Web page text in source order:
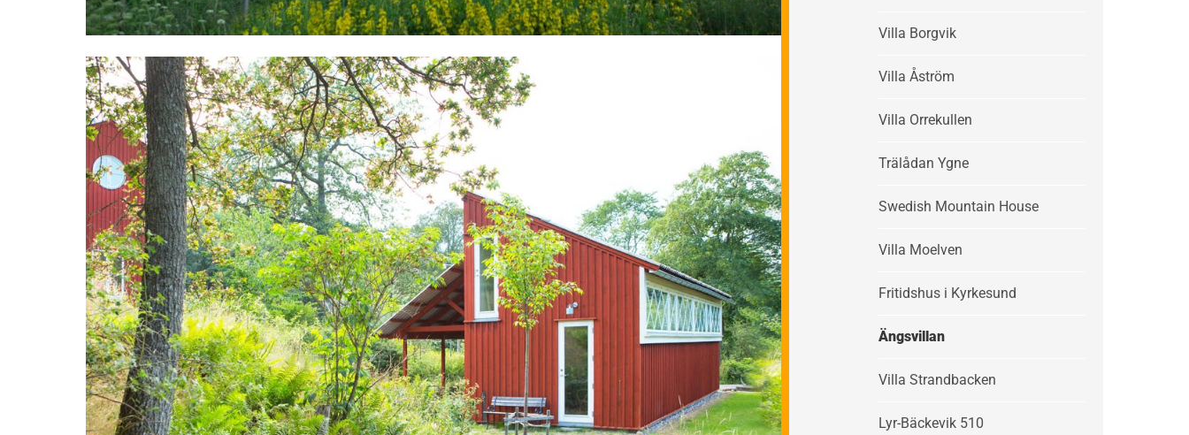
Villa Borgvik
Villa Åström
Villa Orrekullen
Trälådan Ygne
Swedish Mountain House
Villa Moelven
Fritidshus i Kyrkesund
Ängsvillan
Villa Strandbacken
Lyr-Bäckevik 510